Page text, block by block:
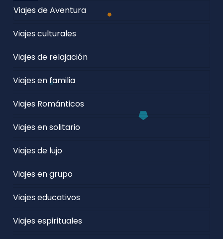
Viajes de Aventura
Viajes culturales
Viajes de relajación
Viajes en familia
Viajes Románticos
Viajes en solitario
Viajes de lujo
Viajes en grupo
Viajes educativos
Viajes espirituales